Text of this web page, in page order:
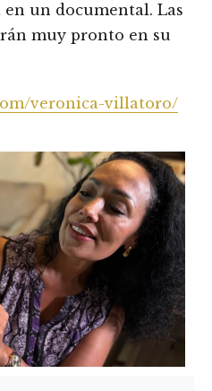
un documental. Las
muy pronto en su
veronica-villatoro/